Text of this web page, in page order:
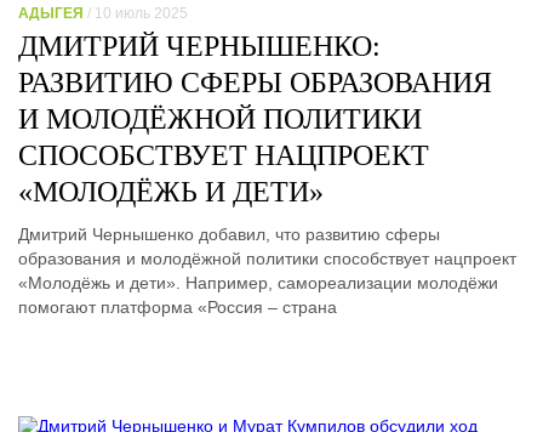
АДЫГЕЯ / 10 июль 2025
ДМИТРИЙ ЧЕРНЫШЕНКО:
РАЗВИТИЮ СФЕРЫ ОБРАЗОВАНИЯ
И МОЛОДЁЖНОЙ ПОЛИТИКИ
СПОСОБСТВУЕТ НАЦПРОЕКТ
«МОЛОДЁЖЬ И ДЕТИ»
Дмитрий Чернышенко добавил, что развитию сферы
образования и молодёжной политики способствует нацпроект
«Молодёжь и дети». Например, самореализации молодёжи
помогают платформа «Россия – страна